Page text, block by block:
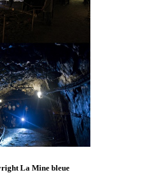
La Mine bleue